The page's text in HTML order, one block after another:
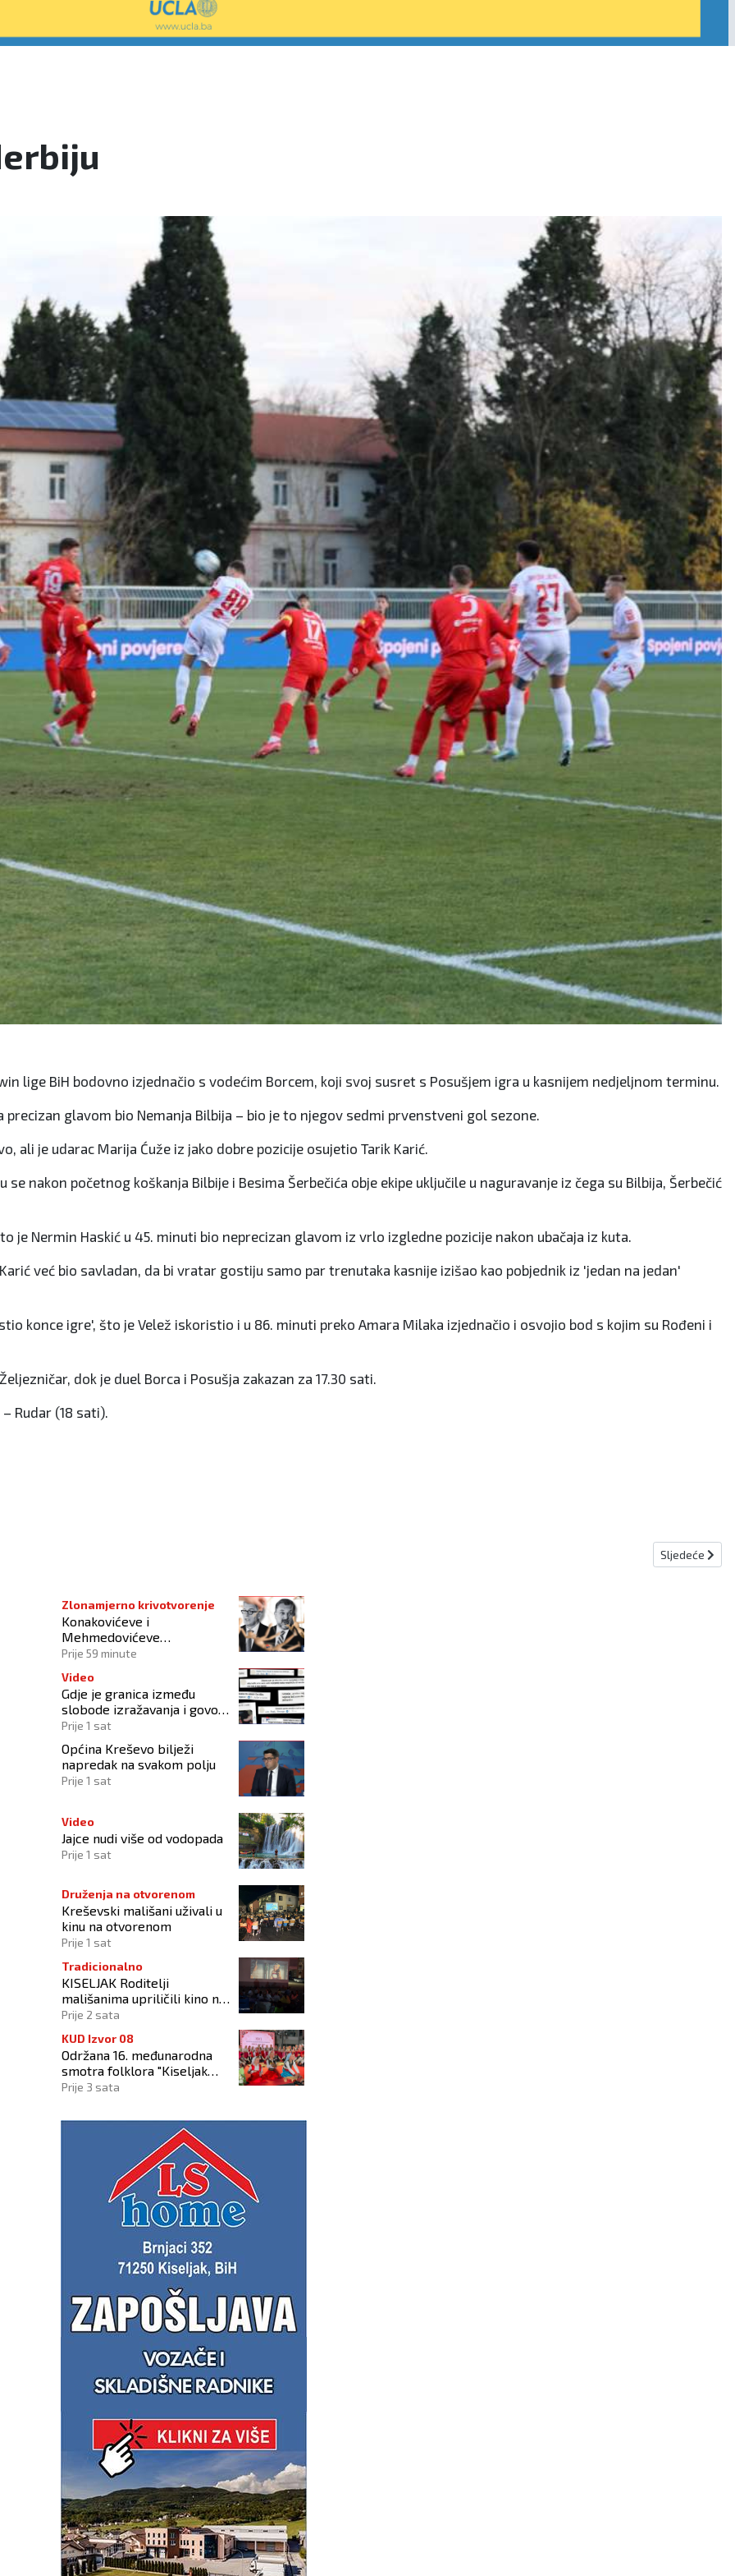
lige BiH bodovno izjednačio s vodećim Borcem, koji svoj susret s Posušjem igra u kasnijem nedjeljnom terminu.
precizan glavom bio Nemanja Bilbija – bio je to njegov sedmi prvenstveni gol sezone.
ali je udarac Marija Ćuže iz jako dobre pozicije osujetio Tarik Karić.
nakon početnog koškanja Bilbije i Besima Šerbečića obje ekipe uključile u naguravanje iz čega su Bilbija, Šerbečić
je Nermin Haskić u 45. minuti bio neprecizan glavom iz vrlo izgledne pozicije nakon ubačaja iz kuta.
već bio savladan, da bi vratar gostiju samo par trenutaka kasnije izišao kao pobjednik iz 'jedan na jedan'
konce igre', što je Velež iskoristio i u 86. minuti preko Amara Milaka izjednačio i osvojio bod s kojim su Rođeni i
dok je duel Borca i Posušja zakazan za 17.30 sati.
Rudar (18 sati).
lige BiH Sljedeći
Sljedeće
Zlonamjerno krivotvorenje
Konakovićeve i
Mehmedovićeve
manipulacije ne osporavaju
Prije 59 minute
Video
Gdje je granica između
slobode izražavanja i govora
mržnje?
Prije 1 sat
Općina Kreševo bilježi
napredak na svakom polju
Prije 1 sat
Video
Jajce nudi više od vodopada
Prije 1 sat
Druženja na otvorenom
Kreševski mališani uživali u
kinu na otvorenom
Prije 1 sat
Tradicionalno
KISELJAK Roditelji
mališanima upriličili kino na
otvorenom
Prije 2 sata
KUD Izvor 08
Održana 16. međunarodna
smotra folklora "Kiseljak
2026"
Prije 3 sata